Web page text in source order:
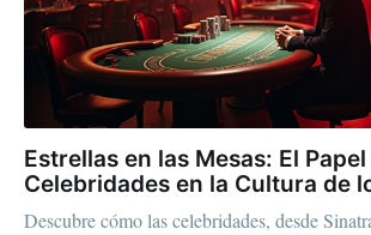
Estrellas en las Mesas: El
Celebridades en la Cultura de
Descubre cómo las celebridades, desde